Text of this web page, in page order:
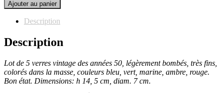
quantité
de
années
50
Ajouter au panier
Description
Description
Lot de 5 verres vintage des années 50, légèrement bombés, très fins,
colorés dans la masse, couleurs bleu, vert, marine, ambre, rouge.
Bon état. Dimensions: h 14, 5 cm, diam. 7 cm.